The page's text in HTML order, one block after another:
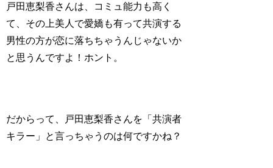
戸田恵梨香さんは、コミュ能力も高く
て、その上美人で愛嬌も有って共演する
男性の方が恋に落ちちゃうんじゃないか
と思うんですよ！ホント。
だからって、戸田恵梨香さんを「共演者
キラー」と言っちゃうのは何ですかね？